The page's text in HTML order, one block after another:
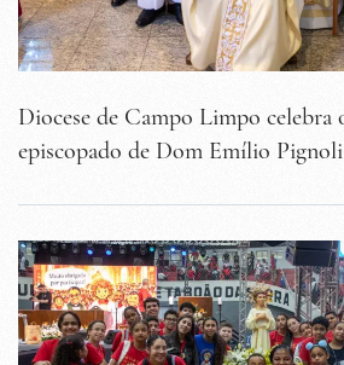
Diocese de Campo Limpo celebra
episcopado de Dom Emílio Pignoli